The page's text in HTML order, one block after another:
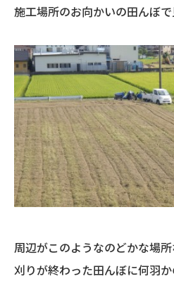
施工場所のお向かいの田んぼで
周辺がこのようなのどかな場
刈りが終わった田んぼに何羽